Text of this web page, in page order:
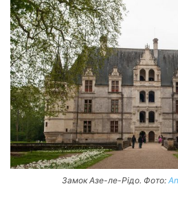
Замок Азе-ле-Рідо. Фото: